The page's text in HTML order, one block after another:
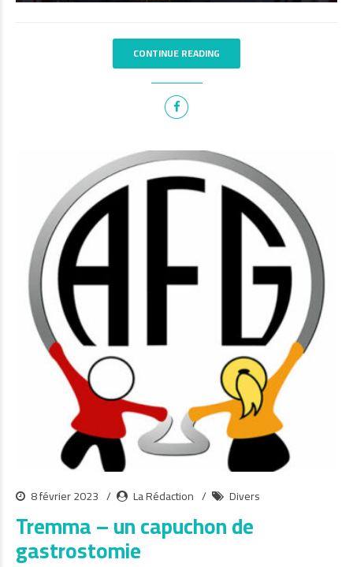
CONTINUE READING
8 février 2023 La Rédaction Divers
Tremma – un capuchon de
gastrostomie